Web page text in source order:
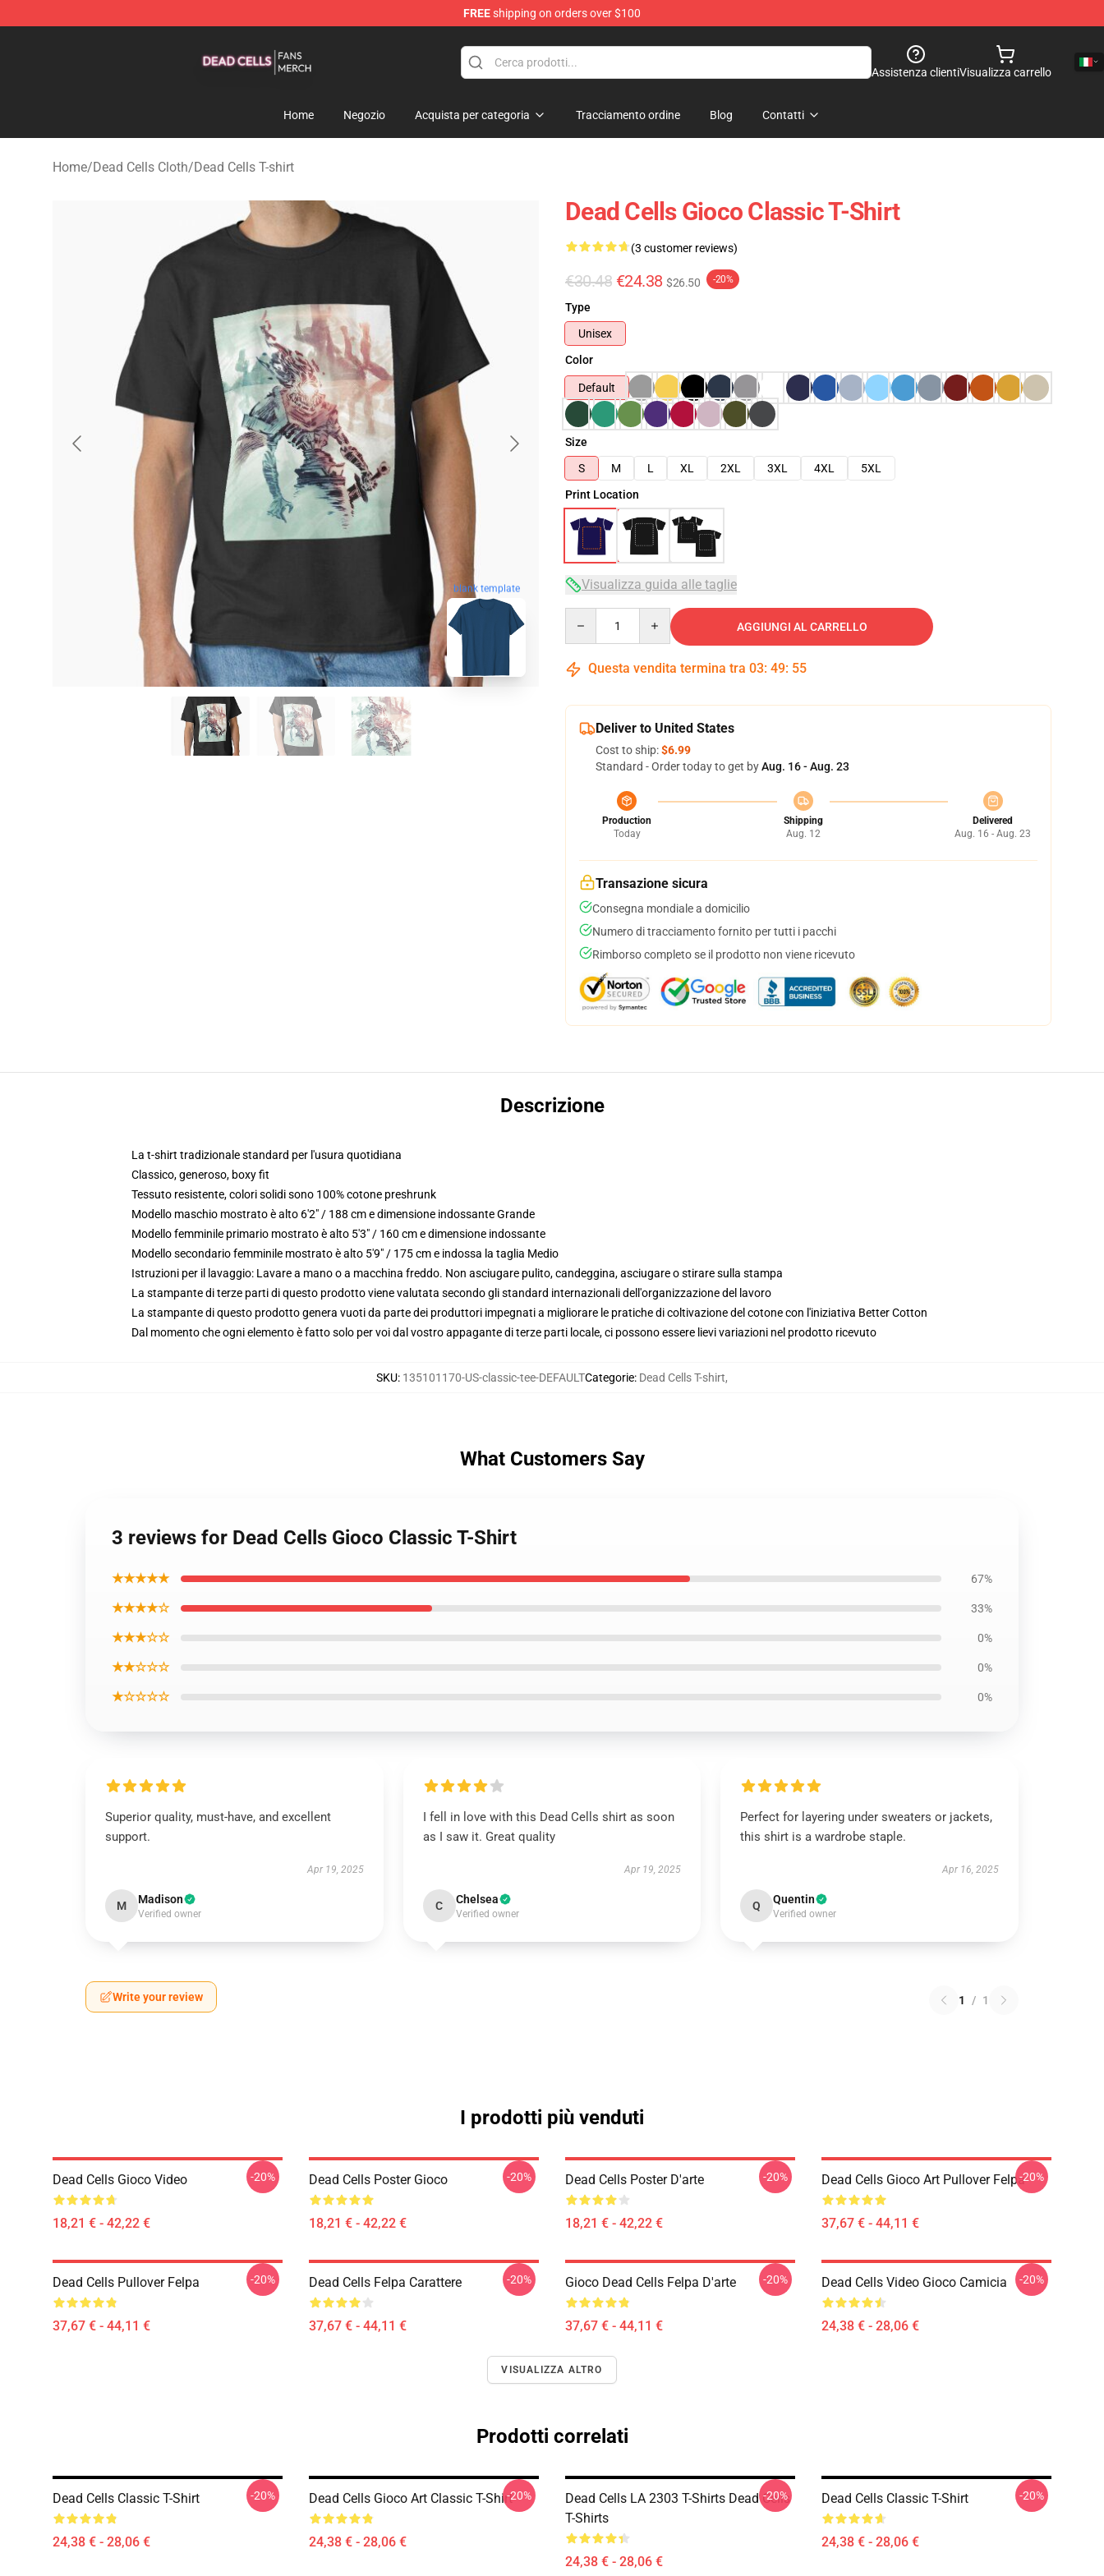
FREEshipping on orders over $100
Assistenza clientiVisualizza carrello
Home Negozio Acquista per categoria Tracciamento ordine Blog Contatti
Home/Dead Cells Cloth/Dead Cells T-shirt
blank template
Dead Cells Gioco Classic T-Shirt
(3 customer reviews)
€30.48 €24.38 $26.50 -20%
Type
Unisex
Color
Default
Size
S
M L XL 2XL 3XL 4XL
5XL
Print Location
Visualizza guida alle taglie
AGGIUNGI AL CARRELLO
Questa vendita termina tra 03: 49: 54
Deliver to United States
Cost to ship:$6.99
Standard - Order today to get byAug. 16 - Aug. 23
Production
Today
Shipping
Aug. 12
Delivered
Aug. 16 - Aug. 23
Transazione sicura
Consegna mondiale a domicilio
Numero di tracciamento fornito per tutti i pacchi
Rimborso completo se il prodotto non viene ricevuto
Descrizione
La t-shirt tradizionale standard per l'usura quotidiana
Classico, generoso, boxy fit
Tessuto resistente, colori solidi sono 100% cotone preshrunk
Modello maschio mostrato è alto 6'2" / 188 cm e dimensione indossante Grande
Modello femminile primario mostrato è alto 5'3" / 160 cm e dimensione indossante
Modello secondario femminile mostrato è alto 5'9" / 175 cm e indossa la taglia Medio
Istruzioni per il lavaggio: Lavare a mano o a macchina freddo. Non asciugare pulito, candeggina, asciugare o stirare sulla stampa
La stampante di terze parti di questo prodotto viene valutata secondo gli standard internazionali dell'organizzazione del lavoro
La stampante di questo prodotto genera vuoti da parte dei produttori impegnati a migliorare le pratiche di coltivazione del cotone con l'iniziativa Better Cotton
Dal momento che ogni elemento è fatto solo per voi dal vostro appagante di terze parti locale, ci possono essere lievi variazioni nel prodotto ricevuto
SKU: 135101170-US-classic-tee-DEFAULTCategorie: Dead Cells T-shirt,
What Customers Say
3 reviews for Dead Cells Gioco Classic T-Shirt
★★★★★ 67%
★★★★☆ 33%
★★★☆☆ 0%
★★☆☆☆ 0%
★☆☆☆☆ 0%
Superior quality, must-have, and excellent
support.
Apr 19, 2025
M Madison
Verified owner
I fell in love with this Dead Cells shirt as soon
as I saw it. Great quality
Apr 19, 2025
C Chelsea
Verified owner
Perfect for layering under sweaters or jackets,
this shirt is a wardrobe staple.
Apr 16, 2025
Q Quentin
Verified owner
Write your review 1 / 1
I prodotti più venduti
Dead Cells Gioco Video
18,21 € - 42,22 €
-20% Dead Cells Poster Gioco
18,21 € - 42,22 €
-20% Dead Cells Poster D'arte
18,21 € - 42,22 €
-20% Dead Cells Gioco Art Pullover Felpa
37,67 € - 44,11 €
-20%
Dead Cells Pullover Felpa
37,67 € - 44,11 €
-20% Dead Cells Felpa Carattere
37,67 € - 44,11 €
-20% Gioco Dead Cells Felpa D'arte
37,67 € - 44,11 €
-20% Dead Cells Video Gioco Camicia
24,38 € - 28,06 €
-20%
VISUALIZZA ALTRO
Prodotti correlati
Dead Cells Classic T-Shirt
24,38 € - 28,06 €
-20% Dead Cells Gioco Art Classic T-Shirt
24,38 € - 28,06 €
-20%
Dead Cells LA 2303 T-Shirts Dead Cells
T-Shirts
24,38 € - 28,06 €
-20% Dead Cells Classic T-Shirt
24,38 € - 28,06 €
-20%